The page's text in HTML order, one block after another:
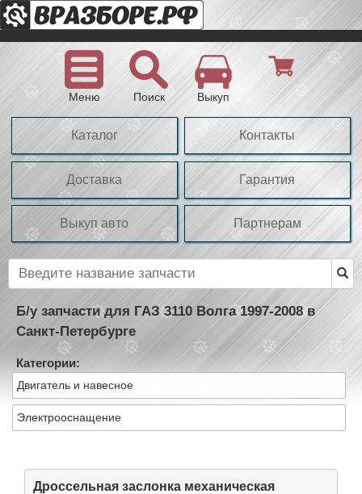
Меню Поиск Выкуп
Каталог Контакты
Доставка Гарантия
Выкуп авто Партнерам
Б/у запчасти для ГАЗ 3110 Волга 1997-2008 в
Санкт-Петербурге
Категории:
Двигатель и навесное
Электрооснащение
Дроссельная заслонка механическая